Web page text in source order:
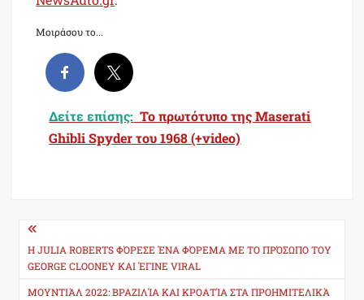
Μοιράσου το...
Δείτε επίσης: Το πρωτότυπο της Maserati
Ghibli Spyder του 1968 (+video)
Post
navigation
H JULIA ROBERTS ΦΌΡΕΣΕ ΈΝΑ ΦΌΡΕΜΑ ΜΕ ΤΟ ΠΡΌΣΩΠΟ ΤΟΥ
GEORGE CLOONEY ΚΑΙ ΈΓΙΝΕ VIRAL
ΜΟΥΝΤΙΆΛ 2022: ΒΡΑΖΙΛΊΑ ΚΑΙ ΚΡΟΑΤΊΑ ΣΤΑ ΠΡΟΗΜΙΤΕΛΙΚΆ